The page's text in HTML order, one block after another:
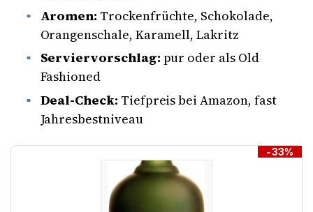
Aromen: Trockenfrüchte, Schokolade,
Orangenschale, Karamell, Lakritz
Serviervorschlag: pur oder als Old
Fashioned
Deal-Check: Tiefpreis bei Amazon, fast
Jahresbestniveau
-33%